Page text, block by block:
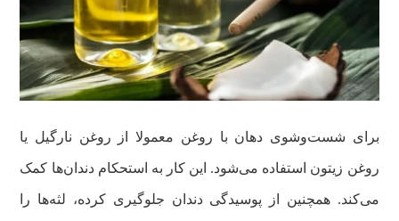
برای شست‌وشوی دهان با روغن معمولا از روغن نارگیل یا
روغن زیتون استفاده می‌شود. این کار به استحکام دندان‌ها کمک
می‌کند. همچنین از پوسیدگی دندان جلوگیری کرده، لثه‌ها را